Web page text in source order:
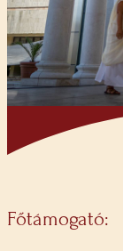
Főtámogató: